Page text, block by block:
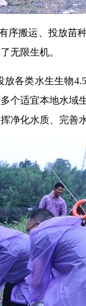
序搬运、投放苗
无限生机。
各类水生生物
个适宜本地水域
净化水质、完善